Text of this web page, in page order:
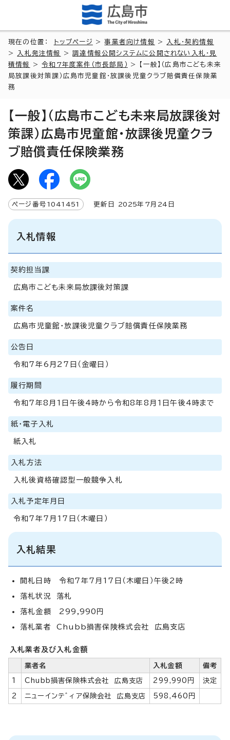
現在の位置： トップページ >事業者向け情報 >
入札・契約情報
>
入札発注情報 >調達情報公開システムに公開されない入札・見
積情報
>令和7年度案件（市長部局）
> 【一般】（広島市こども未来
局放課後対策課）広島市児童館・放課後児童クラブ賠償責任保険業
務
【一般】（広島市こども未来局放課後対
策課）広島市児童館・放課後児童クラ
ブ賠償責任保険業務
ページ番号 1041451 更新日 2025年7月 24 日
入札情報
契約担当課
広島市こども未来局放課後対策課
案件名
広島市児童館・放課後児童クラブ賠償責任保険業務
公告日
令和7年6月27日（金曜日）
履行期間
令和7年8月1日午後4時から令和8年8月1日午後4時まで
紙・電子入札
紙入札
入札方法
入札後資格確認型一般競争入札
入札予定年月日
令和7年7月17日（木曜日）
入札結果
開札日時 令和7年7月17日（木曜日）午後2時
落札状況 落札
落札金額 299,990円
落札業者 Chubb損害保険株式会社 広島支店
入札業者及び入札金額
業者名 入札金額 備考
1 Chubb損害保険株式会社 広島支店 299,990円 決定
2 ニューインテﾞィア保険会社 広島支店 598,460円